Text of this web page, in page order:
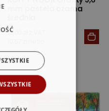
mm pastela czarna
13,00 zł z VAT